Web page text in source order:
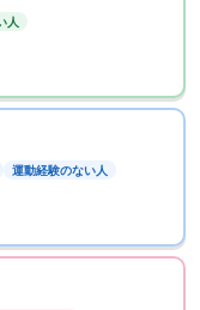
人
運動経験のない人